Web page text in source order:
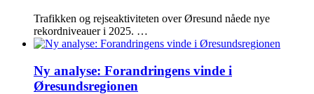
Trafikken og rejseaktiviteten over Øresund nåede nye
rekordniveauer i 2025. …
Ny analyse: Forandringens vinde i
Øresundsregionen